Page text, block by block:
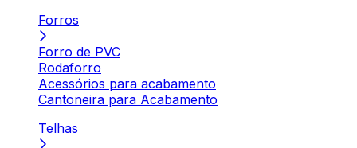
Forros
Forro de PVC
Rodaforro
Acessórios para acabamento
Cantoneira para Acabamento
Telhas